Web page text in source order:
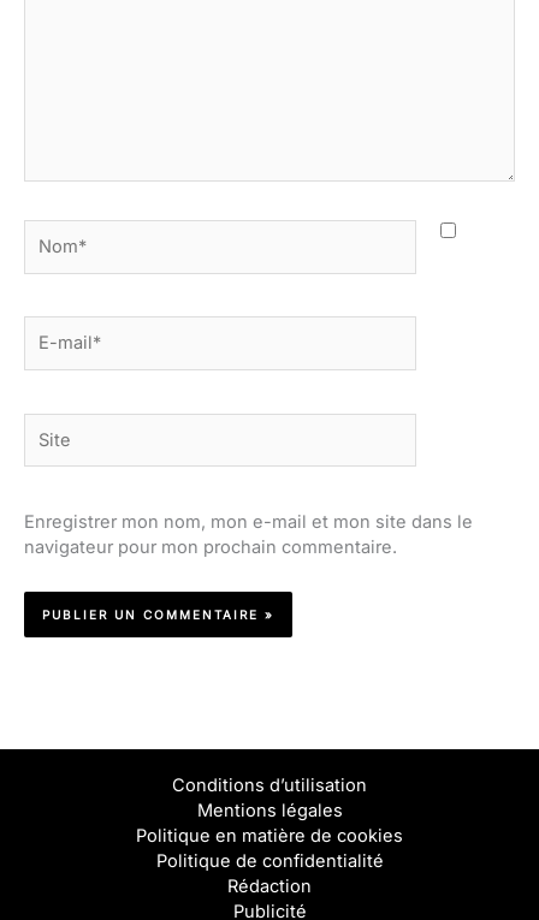
mail*
Enregistrer mon nom, mon e-mail et mon site dans le
navigateur pour mon prochain commentaire.
Conditions d’utilisation
Mentions légales
Politique en matière de cookies
Politique de confidentialité
Rédaction
Publicité